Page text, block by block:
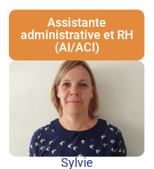
Assistante
administrative et RH
(AI/ACI)
Sylvie